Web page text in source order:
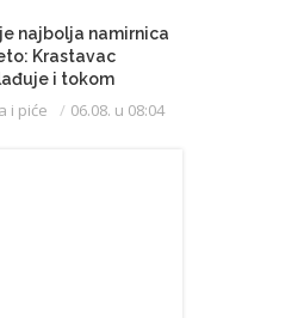
najbolja namirnica
Krastavac
i tokom
dana
i piće 06.08. u 08:04